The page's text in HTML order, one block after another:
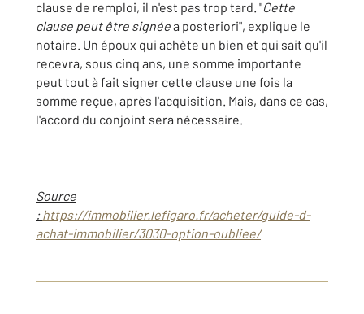
clause de remploi, il n'est pas trop tard. "Cette
clause peut être signéea posteriori", explique le
notaire. Un époux qui achète un bien et qui sait qu'il
recevra, sous cinq ans, une somme importante
peut tout à fait signer cette clause une fois la
somme reçue, après l'acquisition. Mais, dans ce cas,
l'accord du conjoint sera nécessaire.
Source
:https://immobilier.lefigaro.fr/acheter/guide-d-
achat-immobilier/3030-option-oubliee/